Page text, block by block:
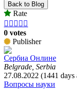
Back to Blog
Rate
    
0 votes
Publisher
Сербиа Онлине
Belgrade, Serbia
27.08.2022 (1441 days
Вопросы науки